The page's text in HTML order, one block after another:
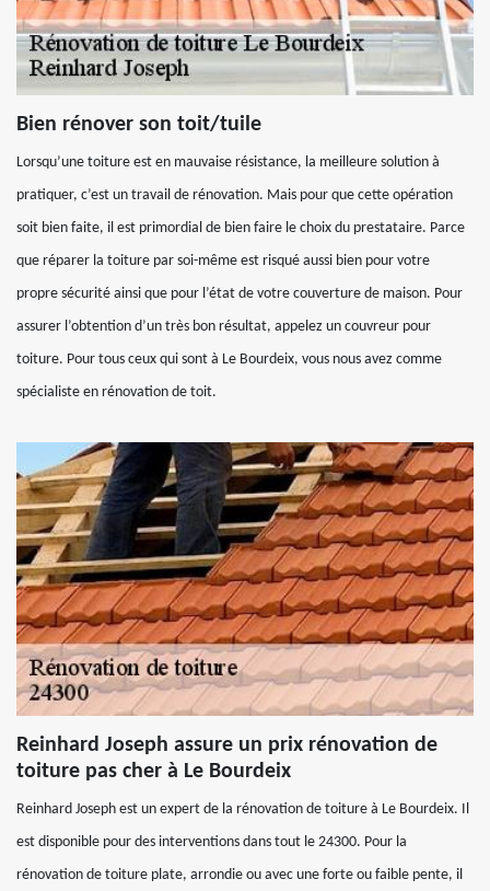
Bien rénover son toit/tuile
Lorsqu’une toiture est en mauvaise résistance, la meilleure solution à
pratiquer, c’est un travail de rénovation. Mais pour que cette opération
soit bien faite, il est primordial de bien faire le choix du prestataire. Parce
que réparer la toiture par soi-même est risqué aussi bien pour votre
propre sécurité ainsi que pour l’état de votre couverture de maison. Pour
assurer l’obtention d’un très bon résultat, appelez un couvreur pour
toiture. Pour tous ceux qui sont à Le Bourdeix, vous nous avez comme
spécialiste en rénovation de toit.
Reinhard Joseph assure un prix rénovation de
toiture pas cher à Le Bourdeix
Reinhard Joseph est un expert de la rénovation de toiture à Le Bourdeix. Il
est disponible pour des interventions dans tout le 24300. Pour la
rénovation de toiture plate, arrondie ou avec une forte ou faible pente, il